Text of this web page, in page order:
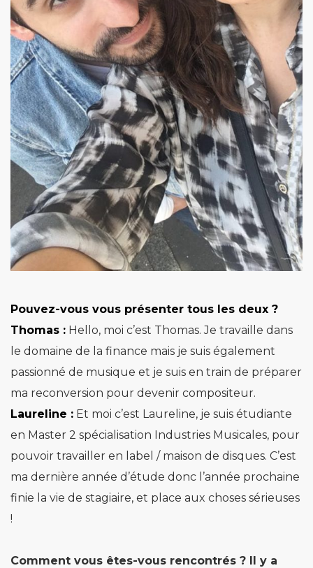
Pouvez-vous vous présenter tous les deux ?
Thomas : Hello, moi c’est Thomas. Je travaille dans
le domaine de la finance mais je suis également
passionné de musique et je suis en train de préparer
ma reconversion pour devenir compositeur.
Laureline : Et moi c’est Laureline, je suis étudiante
en Master 2 spécialisation Industries Musicales, pour
pouvoir travailler en label / maison de disques. C’est
ma dernière année d’étude donc l’année prochaine
finie la vie de stagiaire, et place aux choses sérieuses
!
Comment vous êtes-vous rencontrés ? Il y a